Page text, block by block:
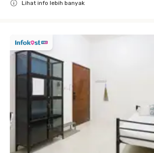
Lihat info lebih banyak